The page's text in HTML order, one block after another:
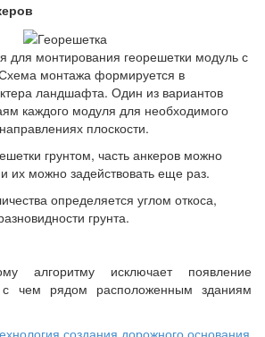
для монтирования георешетки модуль с
монтажа формируется в
ландшафта. Один из вариантов
каждого модуля для необходимого
плоскости.
грунтом, часть анкеров можно
их можно задействовать еще раз.
определяется углом откоса,
грунта.
алгоритму исключает появление
чем рядом расположенным зданиям